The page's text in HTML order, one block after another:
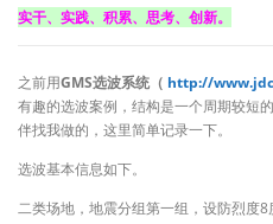
实干、实践、积累、思考、创新。
之前用GMS选波系统（ http://
有趣的选波案例，结构是一个周期较短
伴找我做的，这里简单记录一下。
选波基本信息如下。
二类场地，地震分组第一组，设防烈度